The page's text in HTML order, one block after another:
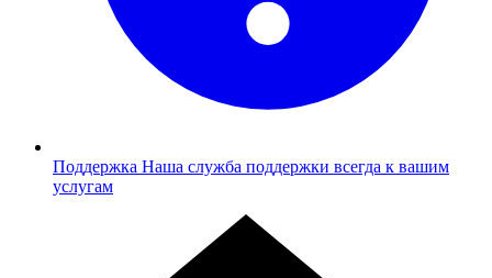
Поддержка Наша служба поддержки всегда к вашим
услугам